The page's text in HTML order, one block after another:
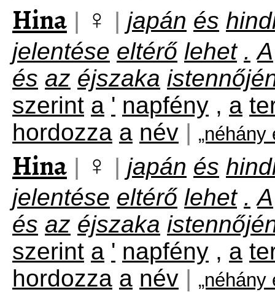
Hina | ♀ | japán és
jelentése eltérő lehet . A
és az éjszaka
szerint a ' napfény , a
hordozza a név |
Hina | ♀ | japán és
jelentése eltérő lehet . A
és az éjszaka
szerint a ' napfény , a
hordozza a név |